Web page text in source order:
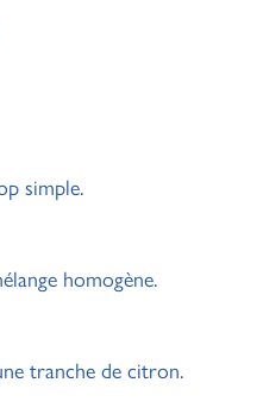
simple.
homogène.
tranche de citron.